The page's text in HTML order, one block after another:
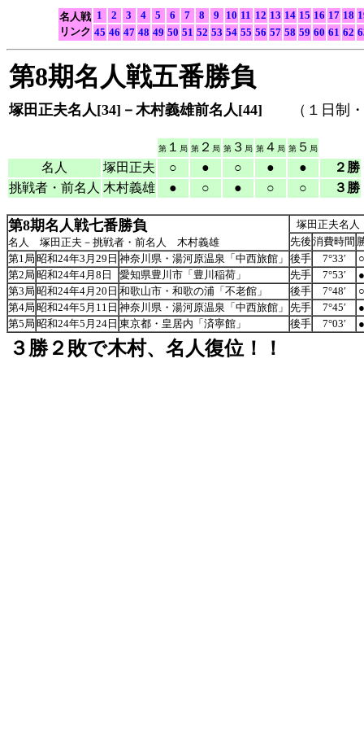
名人戦
リンク
1 2 3 4 5 6 7 8 9 10 11 12 13 14 15 16 17 18
45 46 47 48 49 50 51 52 53 54 55 56 57 58 59 60 61 62
第8期名人戦五番勝負
塚田正夫名人[34]－木村義雄前名人[44] （１日制・
第 １ 局 第 ２ 局 第 ３ 局 第 ４ 局 第 ５ 局
名人 塚田正夫 ○ ● ○ ● ●
２勝
挑戦者・前名人 木村義雄 ● ○ ● ○ ○ ３勝
第8期名人戦七番勝負
名人 塚田正夫－挑戦者・前名人 木村義雄
塚田正夫名人
先後 消費時間
第1局 昭和24年3月29日 神奈川県・湯河原温泉「中西旅館」 後手 7°33′
○
第2局 昭和24年4月8日 愛知県豊川市「豊川稲荷」 先手 7°53′
●
第3局 昭和24年4月20日 和歌山市・和歌の浦「不老館」 後手 7°48′
○
第4局 昭和24年5月11日 神奈川県・湯河原温泉「中西旅館」 先手 7°45′
●
第5局 昭和24年5月24日 東京都・皇居内「済寧館」 後手 7°03′ ●
３勝２敗で木村、名人復位！！